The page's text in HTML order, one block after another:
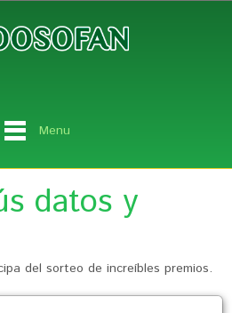
Menu
datos y
del sorteo de increíbles premios.